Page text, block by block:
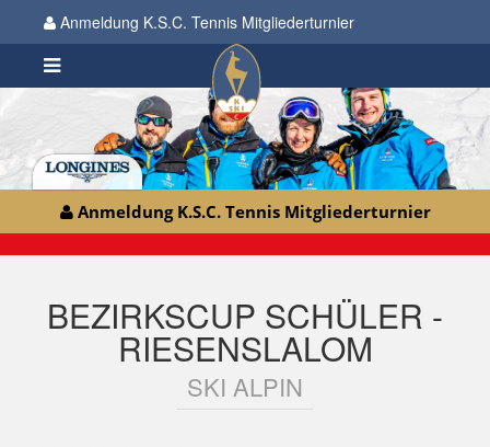
Anmeldung K.S.C. Tennis Mitgliederturnier
Anmeldung K.S.C. Tennis Mitgliederturnier
BEZIRKSCUP SCHÜLER -
RIESENSLALOM
SKI ALPIN